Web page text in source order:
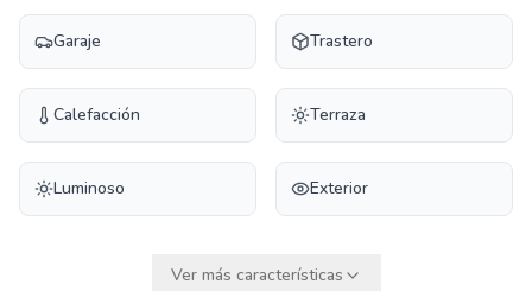
Garaje Trastero
Calefacción Terraza
Luminoso Exterior
Ver más características